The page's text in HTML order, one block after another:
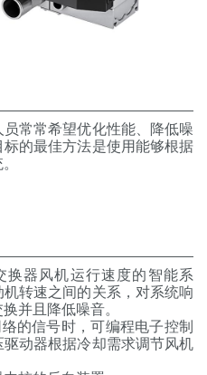
常常希望优化性能、降低噪
的最佳方法是使用能够根据
换器风机运行速度的智能系
转速之间的关系，对系统响
并且降低噪音。
的信号时，可编程电子控制
动器根据冷却需求调节风机